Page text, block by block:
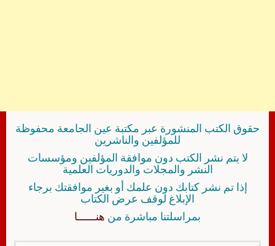
حقوق الكتب المنشورة عبر مكتبة عين الجامعة محفوظة
للمؤلفين والناشرين
لا يتم نشر الكتب دون موافقة المؤلفين ومؤسسات
النشر والمجلات والدوريات العلمية
إذا تم نشر كتابك دون علمك أو بغير موافقتك برجاء
الإبلاغ لوقف عرض الكتاب
بمراسلتنا مباشرة من هنــــــا